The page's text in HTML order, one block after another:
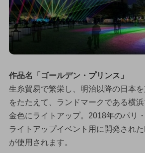
作品名「ゴールデン・プリンス」
生糸貿易で繁栄し、明治以降の日本
をたたえて、ランドマークである横
金色にライトアップ。2018年のパリ
ライトアップイベント用に開発され
が使用されます。